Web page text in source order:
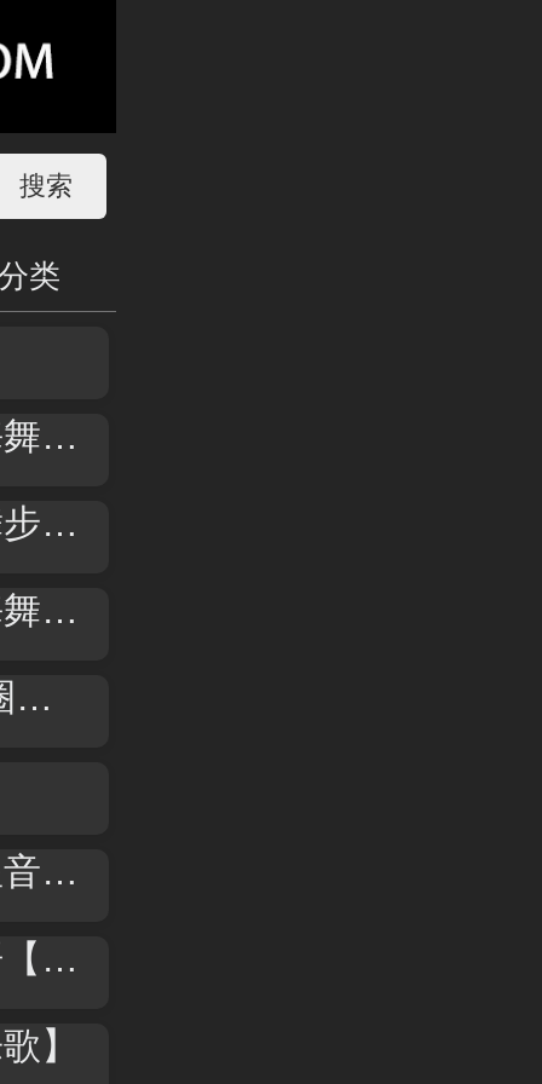
类
】
】
】